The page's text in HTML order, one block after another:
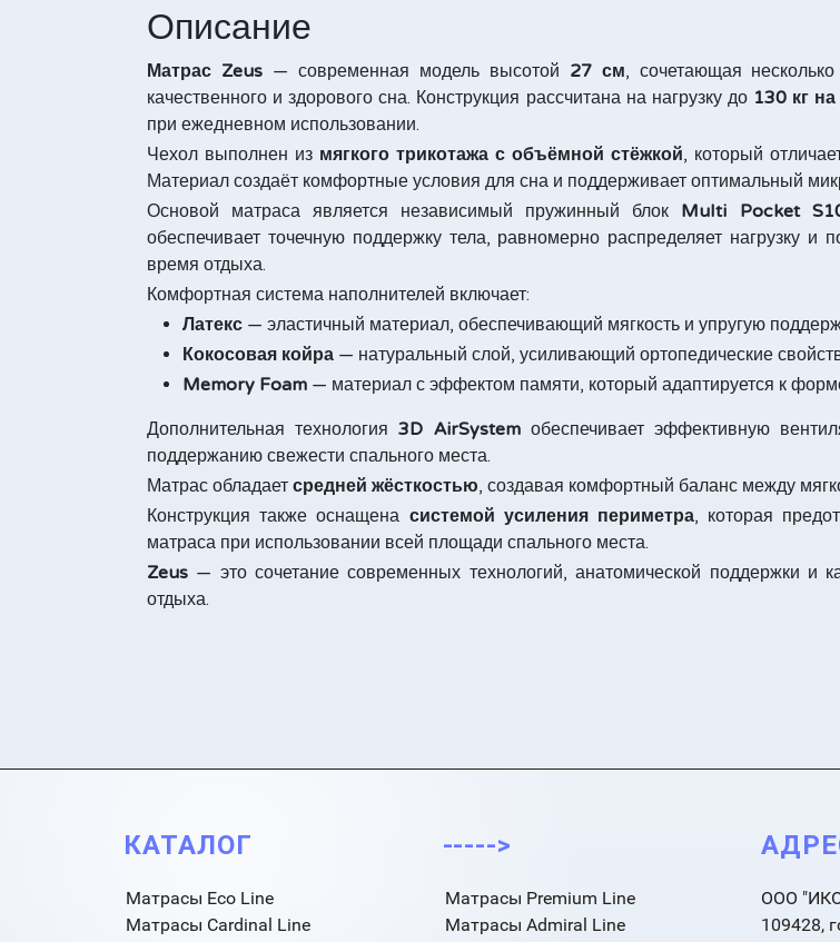
Описание
Матрас Zeus— современная модель высотой 27 см, сочетающая
качественного и здорового сна. Конструкция рассчитана на нагрузку до 130 кг
при ежедневном использовании.
Чехол выполнен из мягкого трикотажа с объёмной стёжкой, который
Материал создаёт комфортные условия для сна и поддерживает оптимальный
Основой матраса является независимый пружинный блок Multi Pocket
обеспечивает точечную поддержку тела, равномерно распределяет нагрузку и
время отдыха.
Комфортная система наполнителей включает:
Латекс — эластичный материал, обеспечивающий мягкость и упругую
Кокосовая койра — натуральный слой, усиливающий ортопедические
Memory Foam — материал с эффектом памяти, который адаптируется к
Дополнительная технология3D AirSystemобеспечивает эффективную
поддержанию свежести спального места.
Матрас обладает средней жёсткостью, создавая комфортный баланс между
Конструкция также оснащена системой усиления периметра, которая
матраса при использовании всей площади спального места.
Zeus — это сочетание современных технологий, анатомической поддержки и
отдыха.
КАТАЛОГ
Матрасы Eco Line
Матрасы Cardinal Line
----->
Матрасы Premium Line
Матрасы Admiral Line
ООО
109428,